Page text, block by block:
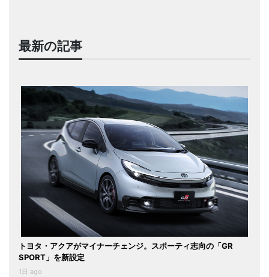
最新の記事
トヨタ・アクアがマイナーチェンジ。スポーティ志向の「GR
SPORT」を新設定
1日 ago